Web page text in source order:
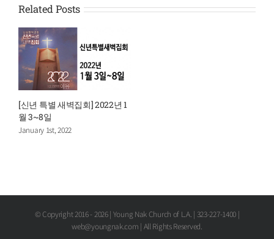
Related Posts
[신년 특별 새벽집회] 2022년 1
월 3~8일
January 1st, 2022
© Copyright 2016 - 2026 | Young Nak Church of L.A. | 323-227-1400 |
web@youngnak.com | All Rights Reserved.